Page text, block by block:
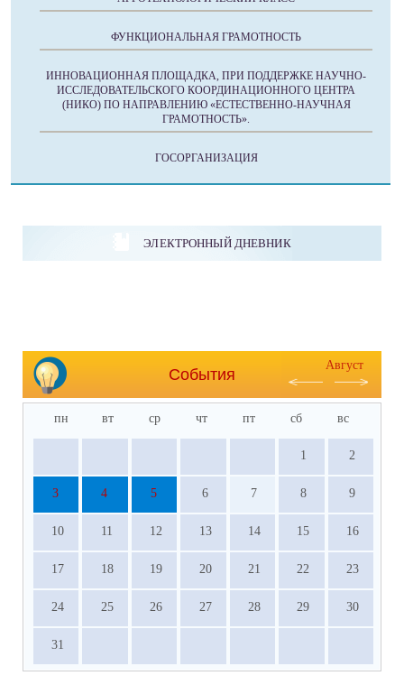
ФУНКЦИОНАЛЬНАЯ ГРАМОТНОСТЬ
ИННОВАЦИОННАЯ ПЛОЩАДКА, ПРИ ПОДДЕРЖКЕ НАУЧНО-
ИССЛЕДОВАТЕЛЬСКОГО КООРДИНАЦИОННОГО ЦЕНТРА
(НИКО) ПО НАПРАВЛЕНИЮ «ЕСТЕСТВЕННО-НАУЧНАЯ
ГРАМОТНОСТЬ».
ГОСОРГАНИЗАЦИЯ
ЭЛЕКТРОННЫЙ ДНЕВНИК
События
Август
пн вт ср чт пт сб вс
1 2
3 4 5 6 7 8 9
10 11 12 13 14 15 16
17 18 19 20 21 22 23
24 25 26 27 28 29 30
31